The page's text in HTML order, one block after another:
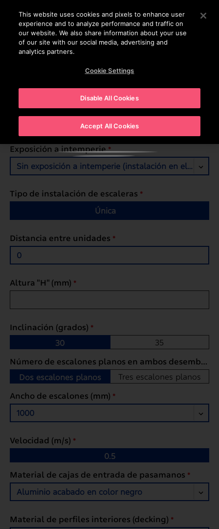
Otis®Create
Haga clic en cualquier
lugar para cerrar
Numero de escaleras eléctricas
Simplex
Dúplex
Temperatura ambiente (°C)
4°C hasta 40°C
Exposición a intemperie*
Sin exposición a intemperie (instalación en el interior)
Tipo de instalación de escaleras *
Única
Distancia entre unidades *
Altura "H" (mm) *
Inclinación (grados) *
30
35
Número de escalones planos en ambos desembarques
Dos escalones planos
Tres escalones planos
Ancho de escalones (mm) *
1000
Velocidad (m/s) *
0.5
Material de cajas de entrada de pasamanos *
Aluminio acabado en color negro
Material de perfiles interiores (decking) *
This website uses cookies and pixels to enhance user
experience and to analyze performance and traffic on
our website. We also share information about your use
of our site with our social media, advertising and
analytics partners.
Cookie Settings
Disable All Cookies
Accept All Cookies